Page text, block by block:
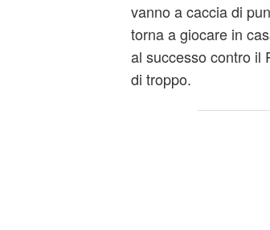
vanno a caccia di
torna a giocare in
al successo contro il
di troppo.